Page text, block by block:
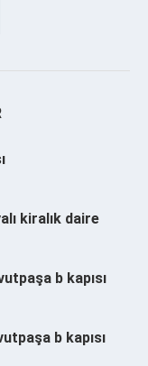
kiralık daire
b kapısı
b kapısı